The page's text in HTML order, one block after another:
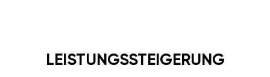
LEISTUNGSSTEIGERUNG